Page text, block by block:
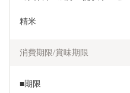
精米
消費期限/賞味期限
■期限